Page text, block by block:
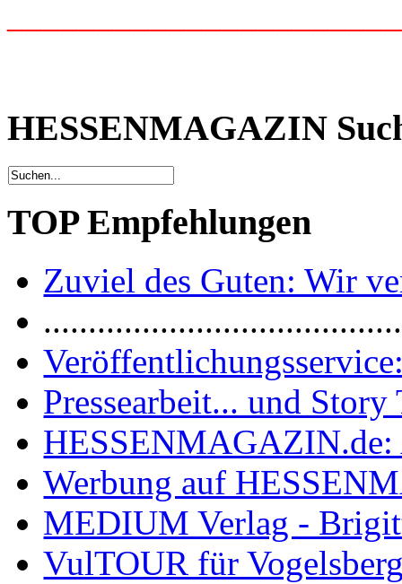
HESSENMAGAZIN
TOP Empfehlungen
Zuviel des Guten: Wir
Pressearbeit... und
HESSENMAGAZIN.de:
Werbung auf
MEDIUM Verlag -
VulTOUR für